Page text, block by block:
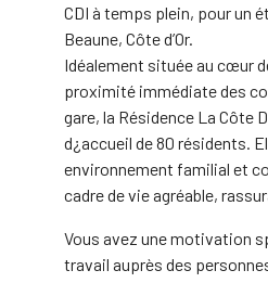
CDI à temps plein, pour un
Beaune, Côte d’Or.
Idéalement située au cœur
proximité immédiate des
gare, la Résidence La Côte
d¿accueil de 80 résidents.
environnement familial et
cadre de vie agréable,
Vous avez une motivation
travail auprès des